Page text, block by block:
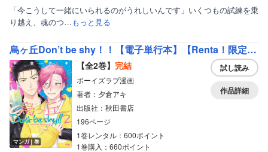
「今こうして一緒にいられるのがうれしいんです」いくつもの試練を乗
り越え、魂のつ…もっと見る
烏ヶ丘Don’t be shy！！【電子単行本】【Renta！限定ペーパー付】
マンガ｜巻
【全2巻】 完結
ボーイズラブ漫画
著者：夕倉アキ
出版社：秋田書店
196ページ
1巻レンタル：600ポイント
1巻購入：660ポイント
試し読み
作品詳細